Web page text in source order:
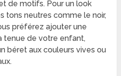
de motifs. Pour un look
tons neutres comme le noir,
préférez ajouter une
tenue de votre enfant,
béret aux couleurs vives ou